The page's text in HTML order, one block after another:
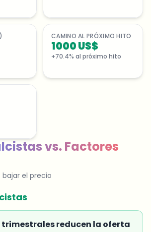
CAMINO AL PRÓXIMO HITO
1000 US$
+70.4% al próximo hito
vs. Factores
el precio
trimestrales reducen la oferta